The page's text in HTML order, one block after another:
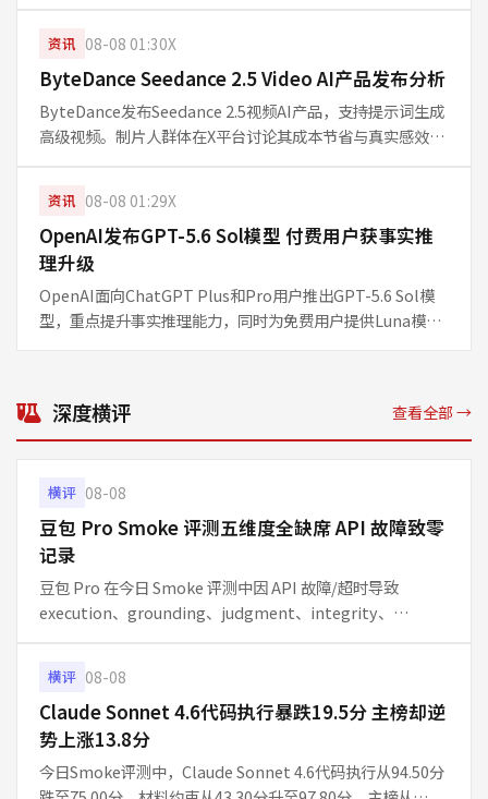
念、行业背景及潜在影响。
资讯 08-08 01:30X
ByteDance Seedance 2.5 Video AI产品发布分析
ByteDance发布Seedance 2.5视频AI产品，支持提示词生成
高级视频。制片人群体在X平台讨论其成本节省与真实感效
资讯 08-08 01:29X
OpenAI发布GPT-5.6 Sol模型 付费用户获事实推
理升级
OpenAI面向ChatGPT Plus和Pro用户推出GPT-5.6 Sol模
型，重点提升事实推理能力，同时为免费用户提供Luna模
深度横评 查看全部 →
横评 08-08
豆包 Pro Smoke 评测五维度全缺席 API 故障致零
记录
豆包 Pro 在今日 Smoke 评测中因 API 故障/超时导致
execution、grounding、judgment、integrity、
横评 08-08
Claude Sonnet 4.6代码执行暴跌19.5分 主榜却逆
势上涨13.8分
今日Smoke评测中，Claude Sonnet 4.6代码执行从94.50分